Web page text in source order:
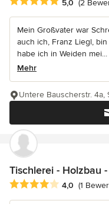
5,0 (2
Mein Großvater war
auch ich, Franz Liegl,
habe ich in Weiden mei...
Mehr
Untere Bauscherstr. 4a,
Tischlerei - Holzbau
Durchschnittliche
4,0 (1